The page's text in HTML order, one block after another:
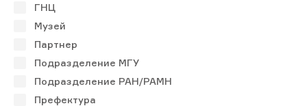
ГНЦ
Музей
Партнер
Подразделение МГУ
Подразделение РАН/РАМН
Префектура